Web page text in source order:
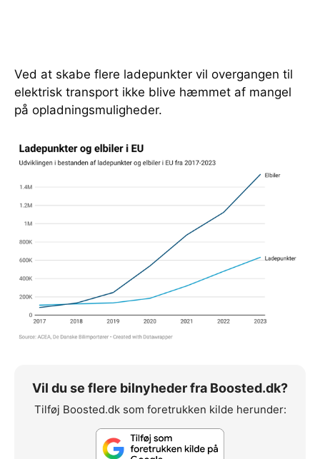
Ved at skabe flere ladepunkter vil overgangen til
elektrisk transport ikke blive hæmmet af mangel
på opladningsmuligheder.
Vil du se flere bilnyheder fra Boosted.dk?
Tilføj Boosted.dk som foretrukken kilde herunder: